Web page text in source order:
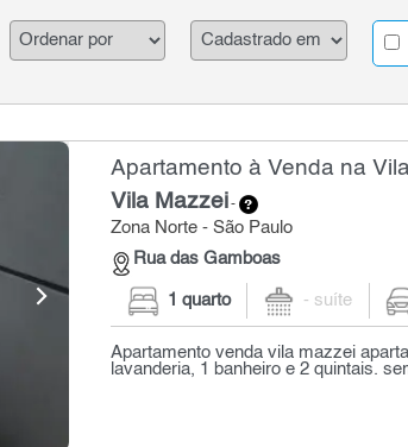
Apartamento à Venda na
Vila Mazzei-
Zona Norte - São Paulo
Rua das Gamboas
1 quarto - suíte
Apartamento venda vila mazzei
lavanderia, 1 banheiro e 2 quintais.